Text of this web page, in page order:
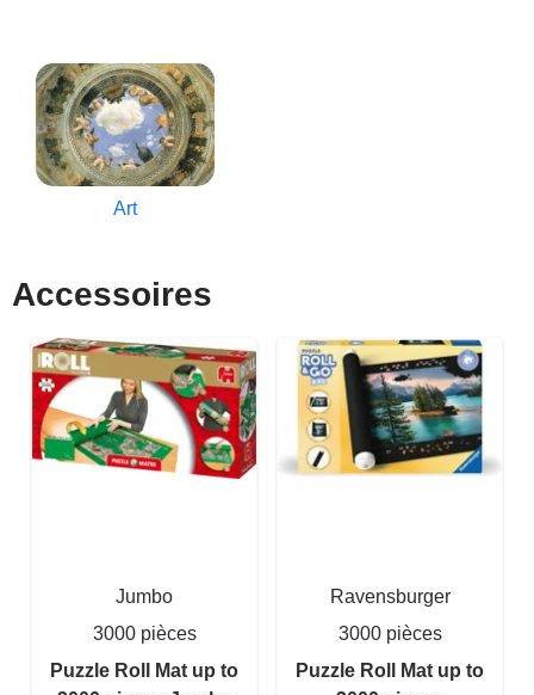
Art
Accessoires
Jumbo
3000 pièces
Puzzle Roll Mat up to
Ravensburger
3000 pièces
Puzzle Roll Mat up to